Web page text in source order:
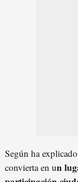
Según ha
convierta en un